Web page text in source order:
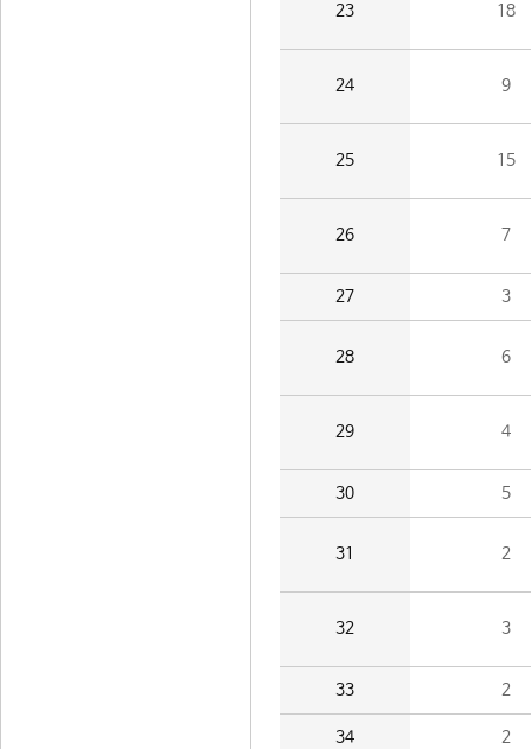
23 18
24 9
25 15
26 7
27 3
28 6
29 4
30 5
31 2
32 3
33 2
34 2